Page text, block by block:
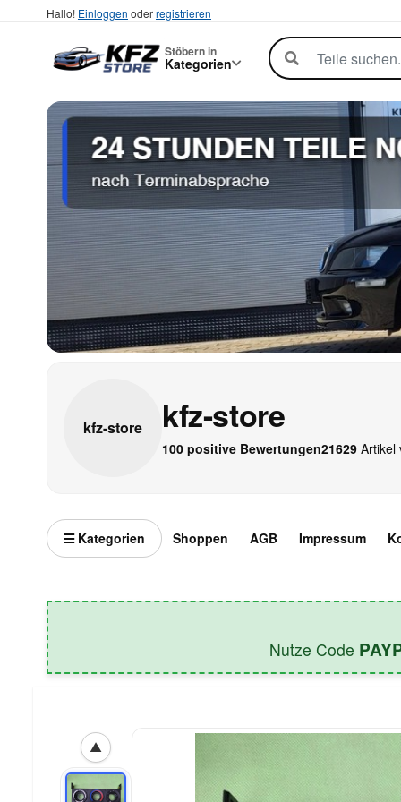
Hallo! Einloggen oderregistrieren
Stöbern in
Kategorien
kfz-store kfz-store
100 positive Bewertungen21629 Artikel
Kategorien Shoppen AGB Impressum
Nutze Code
▲